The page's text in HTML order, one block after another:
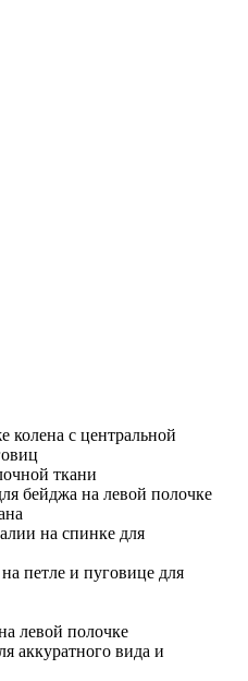
колена с центральной
ткани
бейджа на левой полочке
на спинке для
петле и пуговице для
левой полочке
аккуратного вида и